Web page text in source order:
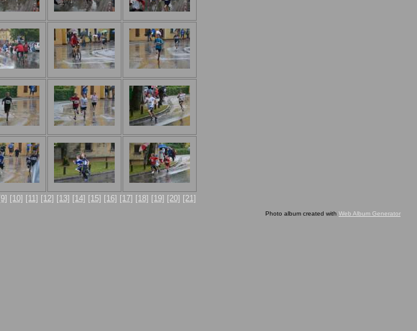
[9] [10] [11] [12] [13] [14] [15] [16] [17] [18] [19] [20] [21]
Photo album created with Web Album Generator